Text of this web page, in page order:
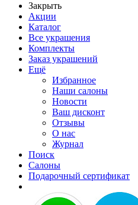
Закрыть
Акции
Каталог
Все украшения
Комплекты
Заказ украшений
Ещё
Избранное
Наши салоны
Новости
Ваш дисконт
Отзывы
О нас
Журнал
Поиск
Салоны
Подарочный сертификат